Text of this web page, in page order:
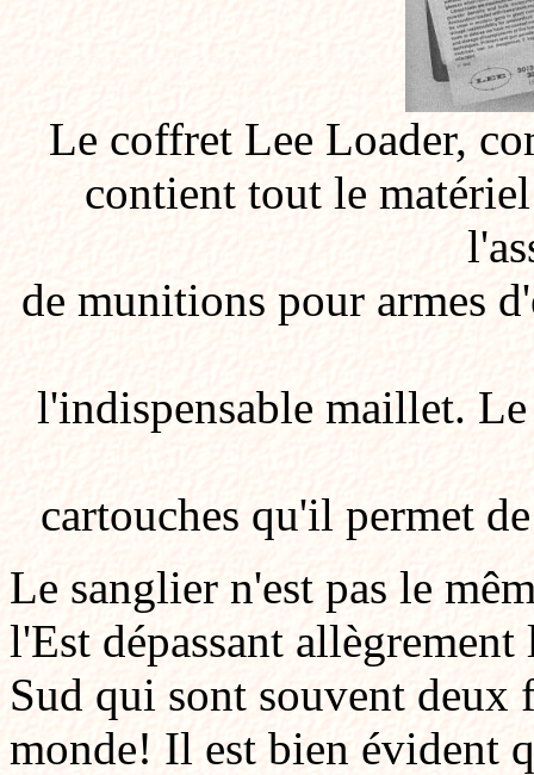
Le coffret Lee Loader,
contient tout le matériel
de munitions pour armes
l'indispensable maillet.
cartouches qu'il permet
Le sanglier n'est pas le
l'Est dépassant
Sud qui sont souvent
monde! Il est bien évident